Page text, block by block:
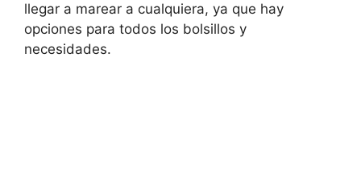
llegar a marear a cualquiera, ya que hay
opciones para todos los bolsillos y
necesidades.